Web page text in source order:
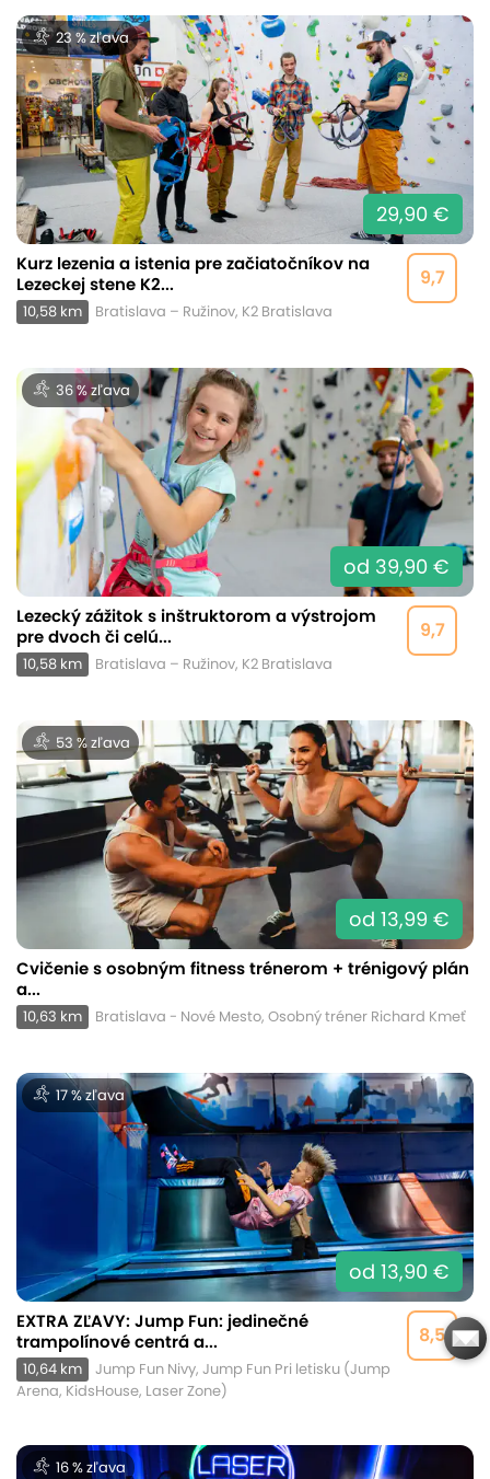
23 % zľava
29,90 €
9,7
Kurz lezenia a istenia pre začiatočníkov na
Lezeckej stene K2...
10,58 km Bratislava – Ružinov, K2 Bratislava
36 % zľava
od 39,90 €
9,7
Lezecký zážitok s inštruktorom a výstrojom
pre dvoch či celú...
10,58 km Bratislava – Ružinov, K2 Bratislava
53 % zľava
od 13,99 €
Cvičenie s osobným fitness trénerom + trénigový plán
a...
10,63 km Bratislava - Nové Mesto, Osobný tréner Richard Kmeť
17 % zľava
od 13,90 €
8,5
EXTRA ZĽAVY: Jump Fun: jedinečné
trampolínové centrá a...
10,64 km
Jump Fun Nivy, Jump Fun Pri letisku (Jump
Arena, KidsHouse, Laser Zone)
16 % zľava